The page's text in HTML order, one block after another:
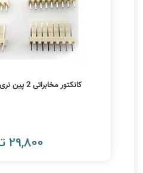
کانکتور مخابراتی 2 پین نری صاف بسته 10 تایی
29,800 تومان